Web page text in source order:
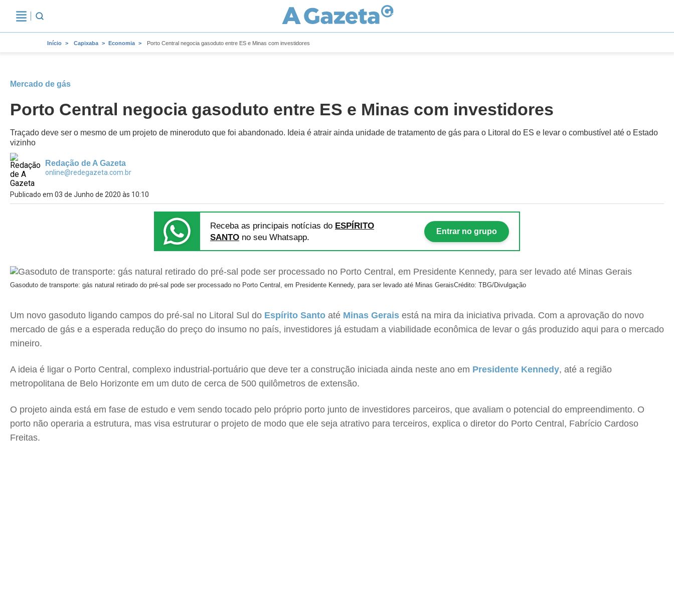
Início Capixaba Economia Porto Central negocia gasoduto entre ES e Minas com investidores
Mercado de gás
Porto Central negocia gasoduto entre ES e Minas com investidores
Traçado deve ser o mesmo de um projeto de mineroduto que foi abandonado. Ideia é atrair ainda unidade de tratamento de gás para o Litoral do ES e levar o combustível até o Estado
vizinho
Redação de A Gazeta
online@redegazeta.com.br
Publicado em 03 de Junho de 2020 às 10:10
Receba as principais notícias do ESPÍRITO
SANTO no seu Whatsapp.
Entrar no grupo
Gasoduto de transporte: gás natural retirado do pré-sal pode ser processado no Porto Central, em Presidente Kennedy, para ser levado até Minas GeraisCrédito: TBG/Divulgação
Um novo gasoduto ligando campos do pré-sal no Litoral Sul do Espírito Santo até Minas Gerais está na mira da iniciativa privada. Com a aprovação do novo
mercado de gás e a esperada redução do preço do insumo no país, investidores já estudam a viabilidade econômica de levar o gás produzido aqui para o mercado
mineiro.
A ideia é ligar o Porto Central, complexo industrial-portuário que deve ter a construção iniciada ainda neste ano em Presidente Kennedy, até a região
metropolitana de Belo Horizonte em um duto de cerca de 500 quilômetros de extensão.
O projeto ainda está em fase de estudo e vem sendo tocado pelo próprio porto junto de investidores parceiros, que avaliam o potencial do empreendimento. O
porto não operaria a estrutura, mas visa estruturar o projeto de modo que ele seja atrativo para terceiros, explica o diretor do Porto Central, Fabrício Cardoso
Freitas.